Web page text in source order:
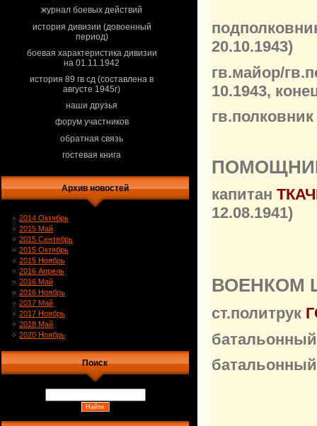
журнал боевых действий
история дивизии (довоенный
период)
боевая характеристика дивизии
на 01.11.1942
история 89 гв сд (составлена в
августе 1945г)
наши друзья
форум участников
обратная связь
гостевая книга
Архив новостей
2014 Октябрь
2015 Май
2015 Сентябрь
2015 Октябрь
2015 Ноябрь
2016 Апрель
2016 Май
2016 Ноябрь
2017 Май
2017 Ноябрь
2018 Май
2020 Ноябрь
Поиск
20.10.1943)
гв.майор/
10.1943,
гв.полковник
капитан
12.08.1941)
ВОЕНКОМ
ст.политрук